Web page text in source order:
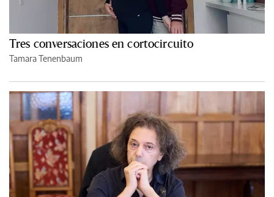
Tres conversaciones en cortocircuito
Tamara Tenenbaum